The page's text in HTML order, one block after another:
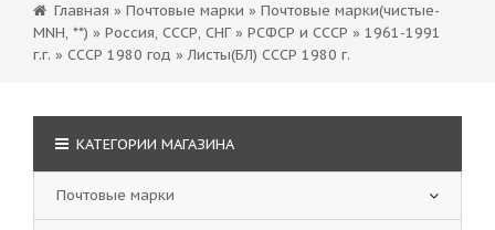
Главная » Почтовые марки » Почтовые марки(чистые-
MNH, **) » Россия, СССР, СНГ » РСФСР и СССР » 1961-1991
г.г. » СССР 1980 год » Листы(БЛ) СССР 1980 г.
КАТЕГОРИИ МАГАЗИНА
Почтовые марки